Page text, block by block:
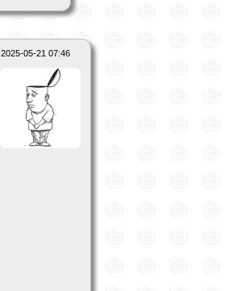
2025-05-21 07:46